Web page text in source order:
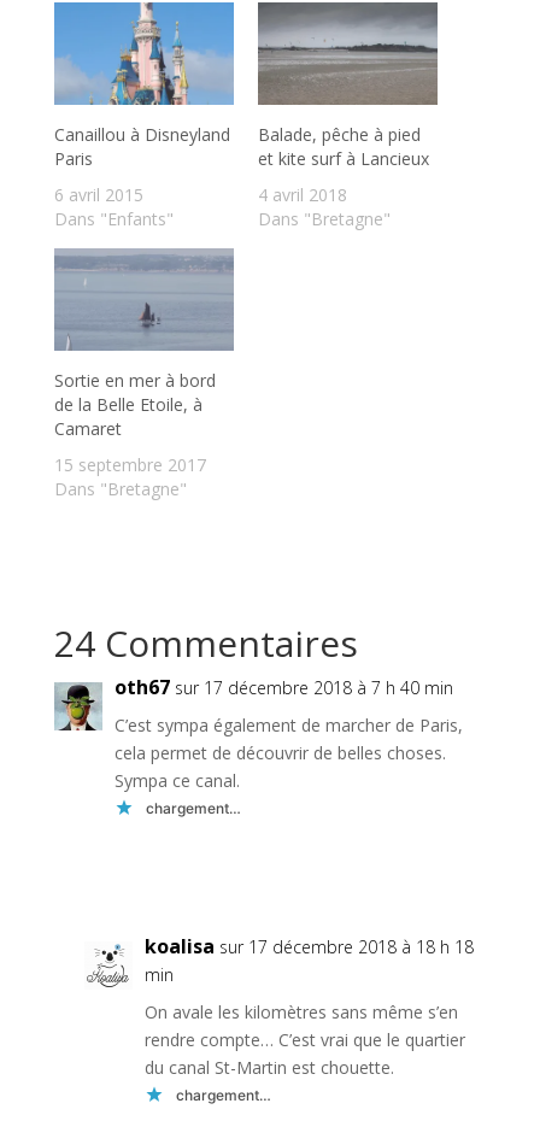
Canaillou à Disneyland
Paris
6 avril 2015
Dans "Enfants"
Balade, pêche à pied
et kite surf à Lancieux
4 avril 2018
Dans "Bretagne"
Sortie en mer à bord
de la Belle Etoile, à
Camaret
15 septembre 2017
Dans "Bretagne"
24 Commentaires
oth67 sur 17 décembre 2018 à 7 h 40 min
C’est sympa également de marcher de Paris,
cela permet de découvrir de belles choses.
Sympa ce canal.
chargement…
koalisa sur 17 décembre 2018 à 18 h 18
min
On avale les kilomètres sans même s’en
rendre compte… C’est vrai que le quartier
du canal St-Martin est chouette.
chargement…